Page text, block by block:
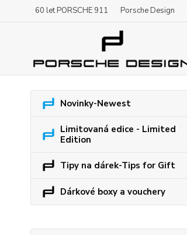
60 let PORSCHE 911 Porsche Design
Novinky-Newest
Limitovaná edice - Limited
Edition
Tipy na dárek-Tips for Gift
Dárkové boxy a vouchery